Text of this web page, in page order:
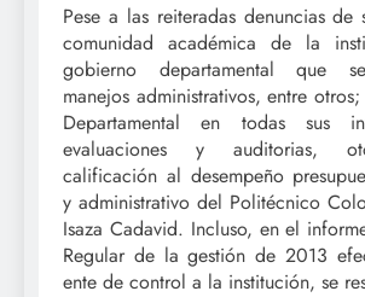
Pese a las reiteradas denuncias de
comunidad académica de la
gobierno departamental que
manejos administrativos, entre
Departamental en todas sus
evaluaciones y auditorias,
calificación al desempeño
y administrativo del Politécnico
Isaza Cadavid. Incluso, en el
Regular de la gestión de 2013
ente de control a la institución, se